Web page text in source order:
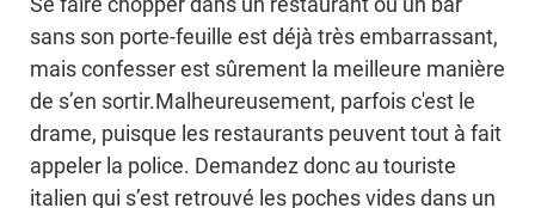
sans son porte-feuille est déjà très embarrassant,
mais confesser est sûrement la meilleure manière
de s’en sortir.Malheureusement, parfois c'est le
drame, puisque les restaurants peuvent tout à fait
appeler la police. Demandez donc au touriste
italien qui s’est retrouvé les poches vides dans un